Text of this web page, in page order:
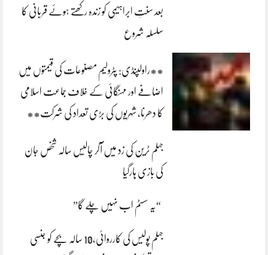
بعد سنتِ ابراہیمی کو زندہ رکھتے ہوئے قربانی کا
سلسلہ شروع
**راولپنڈی: پٹرولیم مصنوعات کی قیمتوں میں
اضافے اور مہنگائی کے خلاف جماعت اسلامی
کا دھرنا، شہریوں کی بڑی تعداد کی شرکت**
جہلم ٹرین کی زد میں آکر چالیس سالہ شخص جان
کی بازی ہارگیا
“یہ سسٹم اب نہیں چلے گا”
جہلم پولیس کی کارروائی،10 سالہ بچے کو جنسی